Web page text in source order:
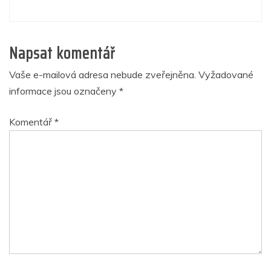
Napsat komentář
Vaše e-mailová adresa nebude zveřejněna. Vyžadované
informace jsou označeny *
Komentář *